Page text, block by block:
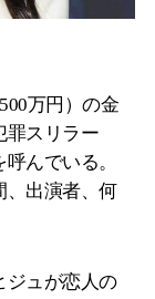
万円）の金
罪スリラー
んでいる。
、出演者、何
ジュが恋人の